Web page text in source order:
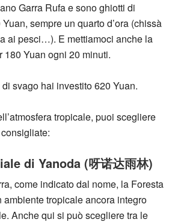
Garra Rufa e sono ghiotti di
sempre un quarto d’ora (chissà
ai pesci…). E mettiamoci anche la
Yuan ogni 20 minuti.
svago hai investito 620 Yuan.
tropicale, puoi scegliere
di Yanoda (呀诺达雨林)
come indicato dal nome, la Foresta
tropicale ancora integro
Anche qui si può scegliere tra le